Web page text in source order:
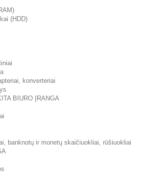
(HDD)
konverteriai
BIURO ĮRANGA
banknotų ir monetų skaičiuokliai, rūšiuokliai